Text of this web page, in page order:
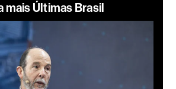
mais Últimas Brasil